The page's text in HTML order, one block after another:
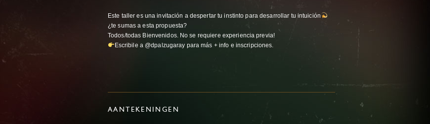
Este taller es una invitación a despertar tu instinto para desarrollar tu intuición
¿te sumas a esta propuesta?
Todos/todas Bienvenidos. No se requiere experiencia previa!
Escribile a @dpalzugaray para más + info e inscripciones.
AANTEKENINGEN